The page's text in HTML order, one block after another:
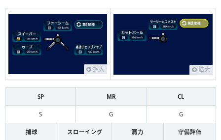
拡大 拡大
SP MR CL
S G G
捕球 スローイング 肩力 守備評価